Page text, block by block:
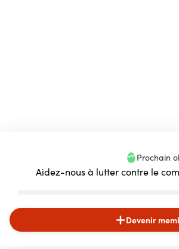
Prochain
Aidez-nous à lutter contre le
Devenir